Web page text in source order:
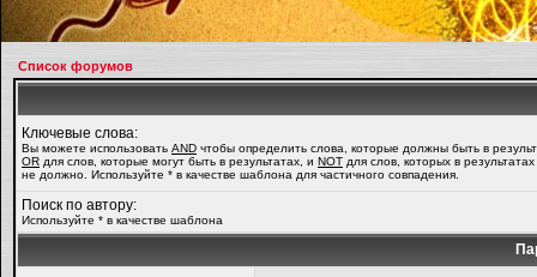
Список форумов
Ключевые слова:
Вы можете использовать AND чтобы определить слова, которые должны быть в
OR для слов, которые могут быть в результатах, и NOT для слов, которых в
не должно. Используйте * в качестве шаблона для частичного совпадения.
Поиск по автору:
Используйте * в качестве шаблона